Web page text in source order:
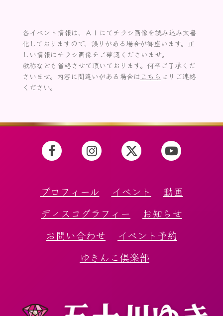
各イベント情報は、ＡＩにてチラシ画像を読み込み文書
化しておりますので、誤りがある場合が御座います。正
しい情報はチラシ画像をご確認くださいませ。
敬称なども省略させて頂いております。何卒ご了承くだ
さいませ。内容に間違いがある場合は こちら よりご連絡
ください。
プロフィール イベント
動画
ディスコグラフィー
お知らせ
お問い合わせ
イベント予約
ゆきんこ倶楽部